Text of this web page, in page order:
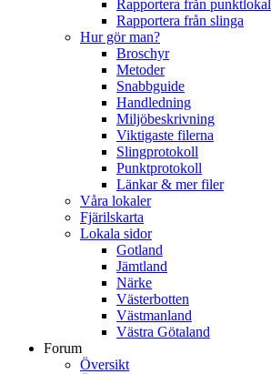
Rapportera från punktlokal
Rapportera från slinga
Hur gör man?
Broschyr
Metoder
Snabbguide
Handledning
Miljöbeskrivning
Viktigaste filerna
Slingprotokoll
Punktprotokoll
Länkar & mer filer
Våra lokaler
Fjärilskarta
Lokala sidor
Gotland
Jämtland
Närke
Västerbotten
Västmanland
Västra Götaland
Forum
Översikt